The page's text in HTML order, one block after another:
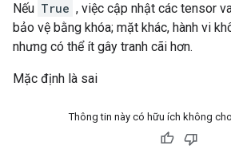
Nếu True , việc cập nhật các tensor
bảo vệ bằng khóa; mặt khác, hành vi
nhưng có thể ít gây tranh cãi hơn.
Mặc định là sai
Thông tin này có hữu ích không